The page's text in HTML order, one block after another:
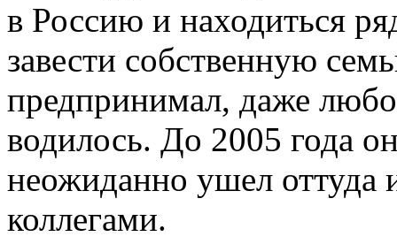
в Россию и находиться
завести собственную
предпринимал, даже
водилось. До 2005 года
неожиданно ушел оттуда
коллегами.